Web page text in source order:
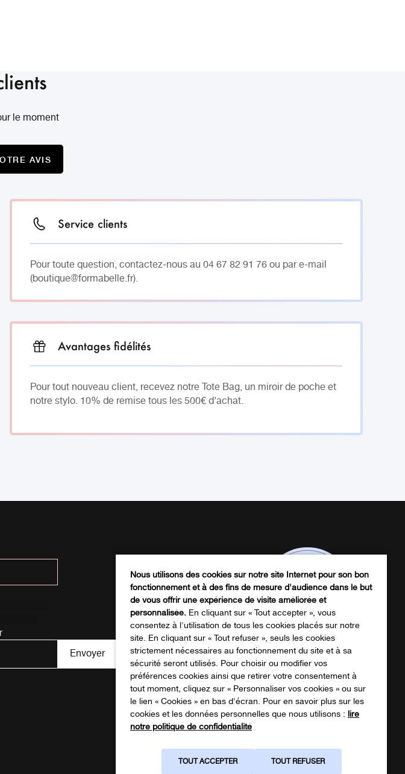
le moment
AVIS
Service clients
Pour toute question, contactez-nous au 04 67 82 91 76 ou par e-mail
(boutique@formabelle.fr).
Avantages fidélités
Pour tout nouveau client, recevez notre Tote Bag, un miroir de poche et
notre stylo. 10% de remise tous les 500€ d’achat.
Télécharger notre catalogue produits
NOTRE CATALOGUE
Nous utilisons des cookies sur notre site Internet pour son bon
fonctionnement et à des fins de mesure d'audience dans le but
de vous offrir une expérience de visite améliorée et
personnalisée. En cliquant sur « Tout accepter », vous
consentez à l'utilisation de tous les cookies placés sur notre
site. En cliquant sur « Tout refuser », seuls les cookies
strictement nécessaires au fonctionnement du site et à sa
sécurité seront utilisés. Pour choisir ou modifier vos
préférences cookies ainsi que retirer votre consentement à
tout moment, cliquez sur « Personnaliser vos cookies » ou sur
le lien « Cookies » en bas d'écran. Pour en savoir plus sur les
cookies et les données personnelles que nous utilisons : lire
notre politique de confidentialité
TOUT ACCEPTER TOUT REFUSER